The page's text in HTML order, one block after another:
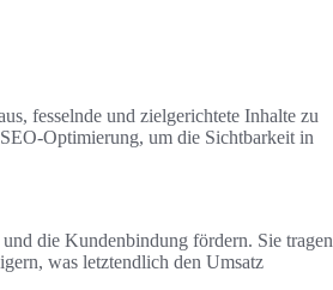
fesselnde und zielgerichtete Inhalte zu
Optimierung, um die Sichtbarkeit in
die Kundenbindung fördern. Sie tragen
was letztendlich den Umsatz